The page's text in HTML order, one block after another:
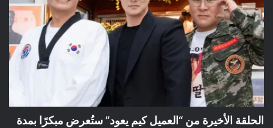
الحلقة الأخيرة من “العميل كيم يعود” ستُعرض مبكرًا بمدة